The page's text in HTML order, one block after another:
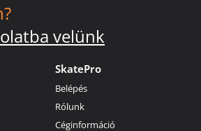
velünk
SkatePro
Belépés
Rólunk
Céginformáció